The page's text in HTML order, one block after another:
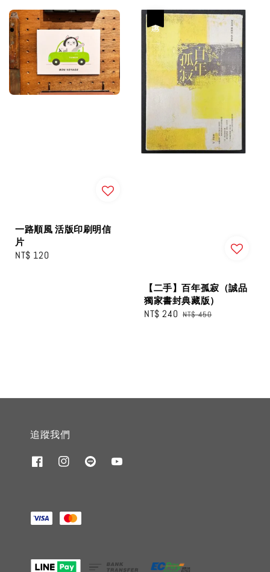
一路順風 活版印刷明信
片
Regular
NT$ 120
【二手】百年孤寂（誠品
獨家書封典藏版）
Sale
NT$ 240 Regular
NT$ 450
追蹤我們